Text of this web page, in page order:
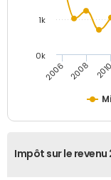
2006 2008 2010
0k
1k
Impôt sur le revenu